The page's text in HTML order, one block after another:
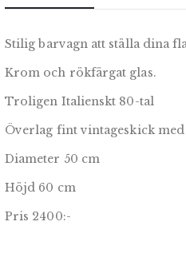
Stilig barvagn att ställa dina
Krom och rökfärgat glas.
Troligen Italienskt 80-tal
Överlag fint vintageskick
Diameter 50 cm
Höjd 60 cm
Pris 2400:-